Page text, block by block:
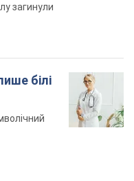
загинули
білі